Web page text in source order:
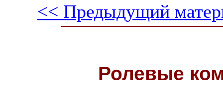
<< Предыдущий
Ролевые